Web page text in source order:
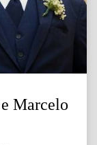
Marcelo